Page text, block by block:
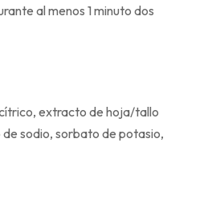
al menos 1 minuto dos
extracto de hoja/tallo
sodio, sorbato de potasio,